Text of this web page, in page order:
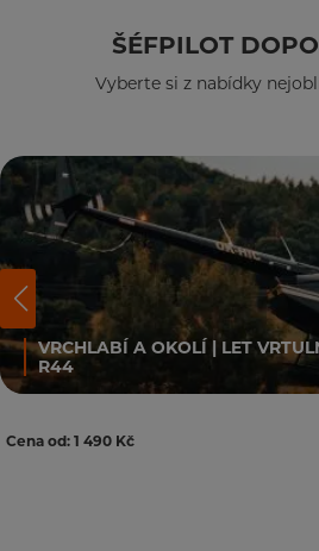
ŠÉFPILOT
Vyberte si z nabídky
VRCHLABÍ A OKOLÍ | LET
R44
Cena od: 1 490 Kč